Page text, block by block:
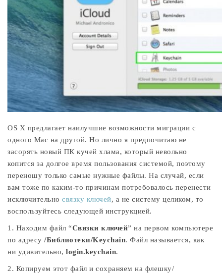
OS X предлагает наилучшие возможности миграции с
одного Mac на другой. Но лично я предпочитаю не
засорять новый ПК кучей хлама, который невольно
копится за долгое время пользования системой, поэтому
переношу только самые нужные файлы. На случай, если
вам тоже по каким-то причинам потребовалось перенести
исключительно связку ключей, а не систему целиком, то
воспользуйтесь следующей инструкцией.
1. Находим файл “Связки ключей” на первом компьютере
по адресу /Библиотеки/Keychain. Файл называется, как
ни удивительно, login.keychain.
2. Копируем этот файл и сохраняем на флешку/